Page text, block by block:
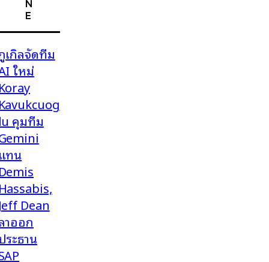
N
E
เกิลจัดทีม
ใหม่
Koray
Kavukcuog
lu คุมทีม
แทน
Demis
Hassabis,
Jeff Dean
าออก
ระธาน